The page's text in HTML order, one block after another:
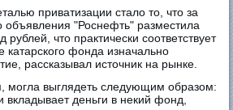
приватизации стало то, что за
объявления "Роснефть" разместила
что практически соответствует
катарского фонда изначально
рассказывал источник на рынке.
могла выглядеть следующим образом:
вкладывает деньги в некий фонд,